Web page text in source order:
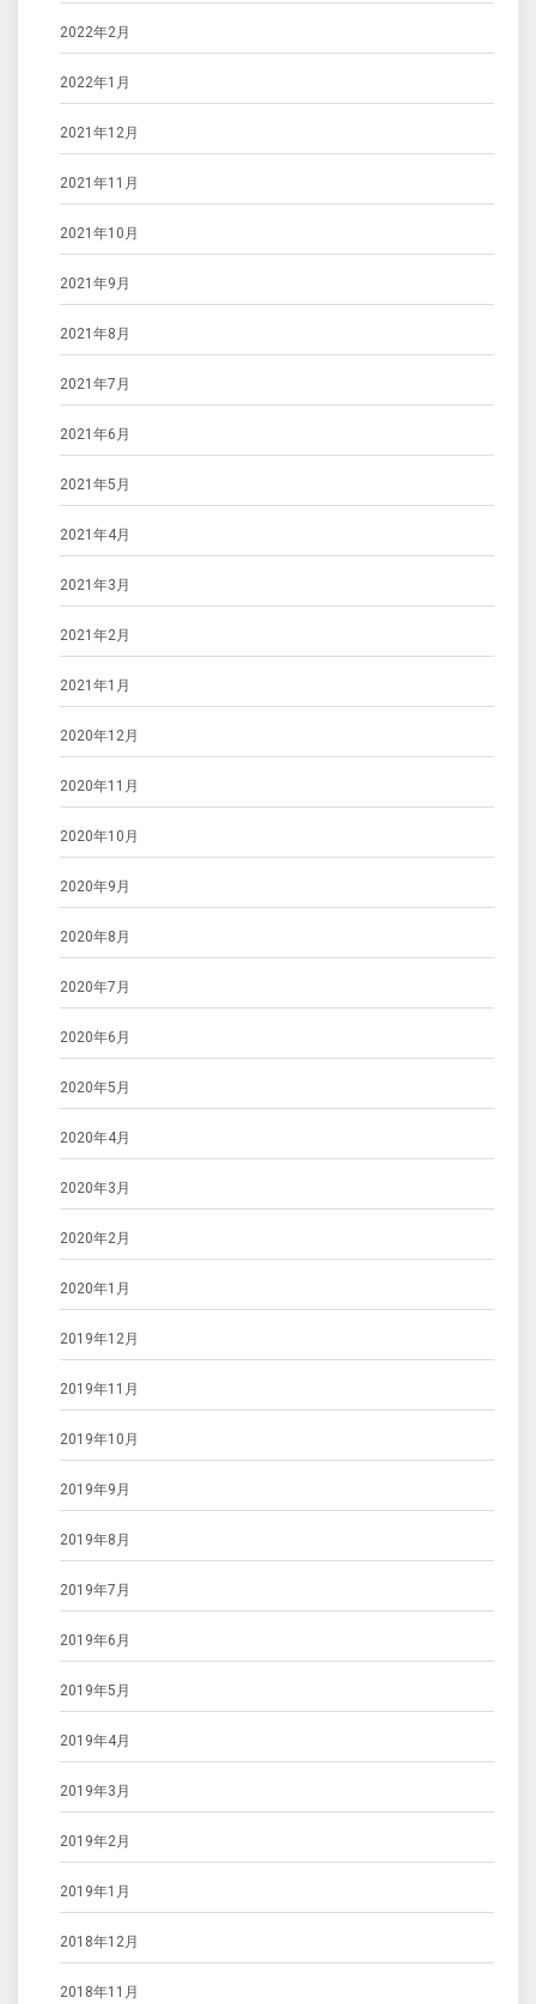
2022年2月
2022年1月
2021年12月
2021年11月
2021年10月
2021年9月
2021年8月
2021年7月
2021年6月
2021年5月
2021年4月
2021年3月
2021年2月
2021年1月
2020年12月
2020年11月
2020年10月
2020年9月
2020年8月
2020年7月
2020年6月
2020年5月
2020年4月
2020年3月
2020年2月
2020年1月
2019年12月
2019年11月
2019年10月
2019年9月
2019年8月
2019年7月
2019年6月
2019年5月
2019年4月
2019年3月
2019年2月
2019年1月
2018年12月
2018年11月